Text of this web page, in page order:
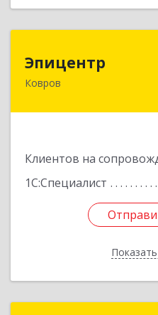
Эпицентр
Ковров
Клиентов на
1С:Специалист
601900, Владимирская